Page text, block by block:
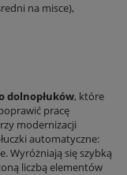
na misce),
dolnopłuków, które
pracę
modernizacji
automatyczne:
Wyróżniają się szybką
liczbą elementów